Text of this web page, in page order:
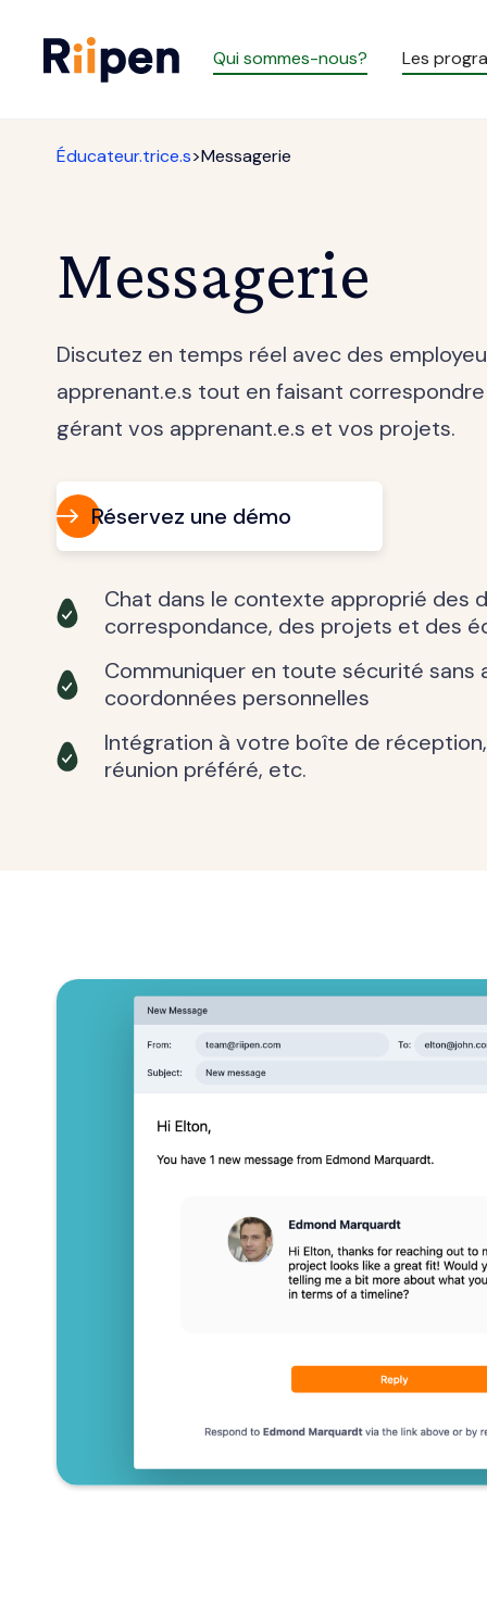
Qui sommes-nous? Les
Éducateur.trice.s>Messagerie
Messagerie
Discutez en temps réel avec des
apprenant.e.s tout en faisant
gérant vos apprenant.e.s et vos projets.
Réservez une démo
Chat dans le contexte approprié des
correspondance, des projets et des
Communiquer en toute sécurité sans
coordonnées personnelles
Intégration à votre boîte de
réunion préféré, etc.